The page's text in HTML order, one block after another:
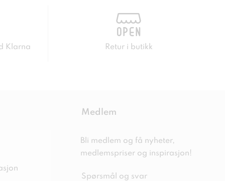
Klarna Retur i butikk
Medlem
Bli medlem og få nyheter,
medlemspriser og inspirasjon!
Spørsmål og svar